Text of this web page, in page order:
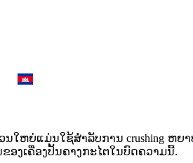
ຍ່ແມ່ນໃຊ້ສໍາລັບການ crushing ຫຍາ
ອງເຄື່ອງປັ້ນຄາງກະໄຕໃນບົດຄວາມນີ້.